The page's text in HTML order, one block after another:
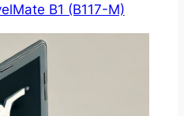
B1 (B117-M)